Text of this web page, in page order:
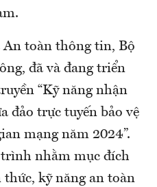
An toàn thông tin, Bộ
đã và đang triển
“Kỹ năng nhận
đảo trực tuyến bảo vệ
mạng năm 2024”.
nhằm mục đích
thức, kỹ năng an toàn